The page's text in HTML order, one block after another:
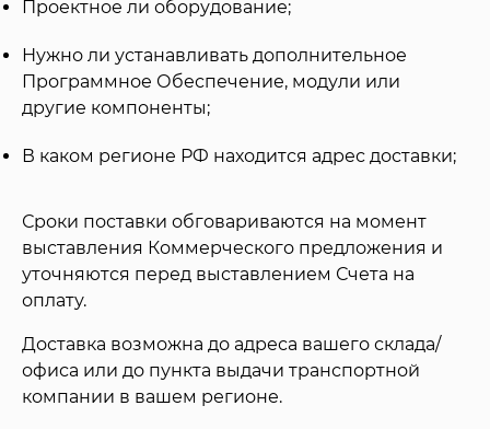
Проектное ли оборудование;
Нужно ли устанавливать дополнительное
Программное Обеспечение, модули или
другие компоненты;
В каком регионе РФ находится адрес доставки;
Сроки поставки обговариваются на момент
выставления Коммерческого предложения и
уточняются перед выставлением Счета на
оплату.
Доставка возможна до адреса вашего склада/
офиса или до пункта выдачи транспортной
компании в вашем регионе.